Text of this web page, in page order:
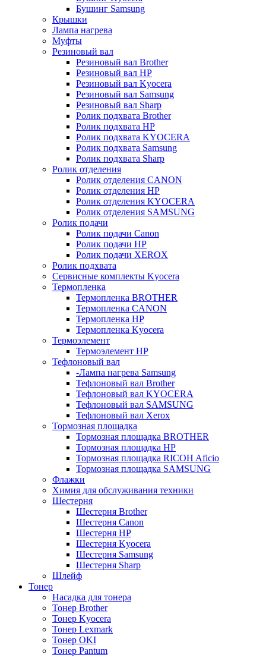
Бушинг Samsung
Крышки
Лампа нагрева
Муфты
Резиновый вал
Резиновый вал Brother
Резиновый вал HP
Резиновый вал Kyocera
Резиновый вал Samsung
Резиновый вал Sharp
Ролик подхвата Brother
Ролик подхвата HP
Ролик подхвата KYOCERA
Ролик подхвата Samsung
Ролик подхвата Sharp
Ролик отделения
Ролик отделения CANON
Ролик отделения HP
Ролик отделения KYOCERA
Ролик отделения SAMSUNG
Ролик подачи
Ролик подачи Canon
Ролик подачи HP
Ролик подачи XEROX
Ролик подхвата
Сервисные комплекты Kyocera
Термопленка
Термопленка BROTHER
Термопленка CANON
Термопленка HP
Термопленка Kyocera
Термоэлемент
Термоэлемент НР
Тефлоновый вал
-Лампа нагрева Samsung
Тефлоновый вал Brother
Тефлоновый вал KYOCERA
Тефлоновый вал SAMSUNG
Тефлоновый вал Xerox
Тормозная площадка
Тормозная площадка BROTHER
Тормозная площадка HP
Тормозная площадка RICOH Aficio
Тормозная площадка SAMSUNG
Флажки
Химия для обслуживания техники
Шестерня
Шестерня Brother
Шестерня Canon
Шестерня HP
Шестерня Kyocera
Шестерня Samsung
Шестерня Sharp
Шлейф
Тонер
Насадка для тонера
Тонер Brother
Тонер Kyocera
Тонер Lexmark
Тонер OKI
Тонер Pantum